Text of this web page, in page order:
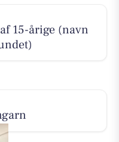
15-årige (navn